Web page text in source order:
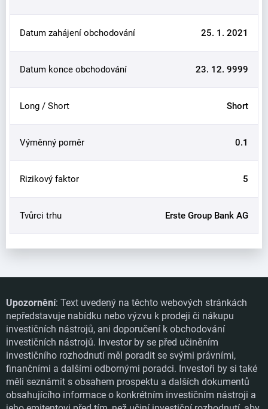
Datum zahájení obchodování 25. 1. 2021
Datum konce obchodování 23. 12. 9999
Long / Short Short
Výměnný poměr 0.1
Rizikový faktor 5
Tvůrci trhu Erste Group Bank AG
Upozornění: Text uvedený na těchto webových stránkách
nepředstavuje nabídku nebo výzvu k prodeji či nákupu
investičních nástrojů, ani doporučení k obchodování
investičních nástrojů. Investor by se před učiněním
investičního rozhodnutí měl poradit se svými právními,
finančními a dalšími odbornými poradci. Investoři by si také
měli seznámit s obsahem prospektu a dalších dokumentů
obsahujícího informace o konkrétním investičním nástroji a